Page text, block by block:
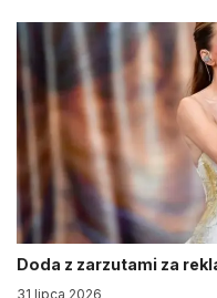
Doda z zarzutami za
31 lipca 2026